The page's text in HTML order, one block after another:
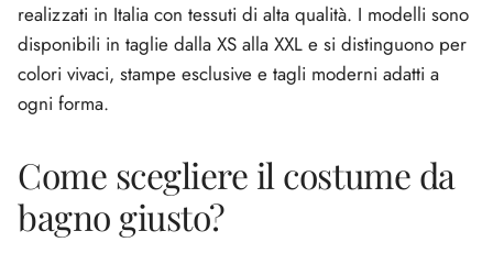
realizzati in Italia con tessuti di alta qualità. I modelli sono
disponibili in taglie dalla XS alla XXL e si distinguono per
colori vivaci, stampe esclusive e tagli moderni adatti a
ogni forma.
Come scegliere il costume da
bagno giusto?